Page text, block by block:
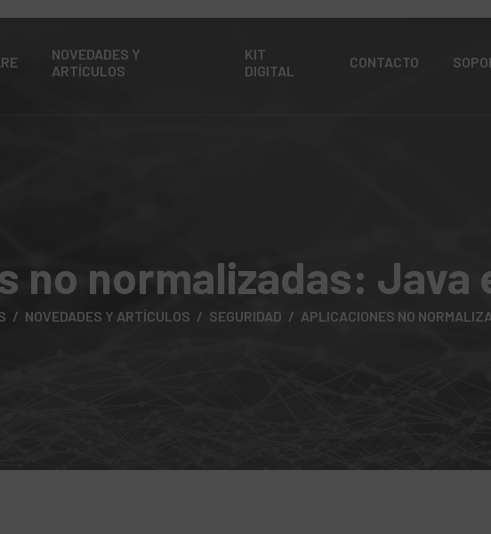
NOVEDADES Y
ARTÍCULOS
KIT
DIGITAL
CONTACTO
no normalizadas: Java
NOVEDADES Y ARTÍCULOS SEGURIDAD APLICACIONES NO